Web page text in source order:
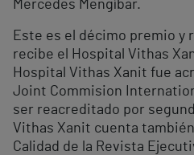
Mercedes Mengíbar.
Este es el décimo premio y
recibe el Hospital Vithas
Hospital Vithas Xanit fue
Joint Commision
ser reacreditado por
Vithas Xanit cuenta
Calidad de la Revista